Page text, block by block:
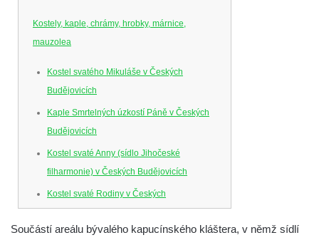
Kostely, kaple, chrámy, hrobky, márnice,
mauzolea
Kostel svatého Mikuláše v Českých
Budějovicích
Kaple Smrtelných úzkostí Páně v Českých
Budějovicích
Kostel svaté Anny (sídlo Jihočeské
filharmonie) v Českých Budějovicích
Kostel svaté Rodiny v Českých
Budějovicích
Kostel Obětování Panny Marie u kláštera
Součástí areálu bývalého kapucínského kláštera, v němž sídlí